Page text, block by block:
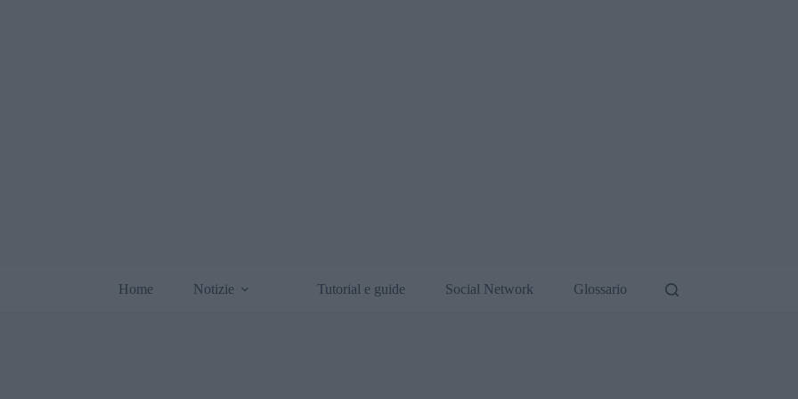
Home Notizie Tutorial e guide Social Network Glossario